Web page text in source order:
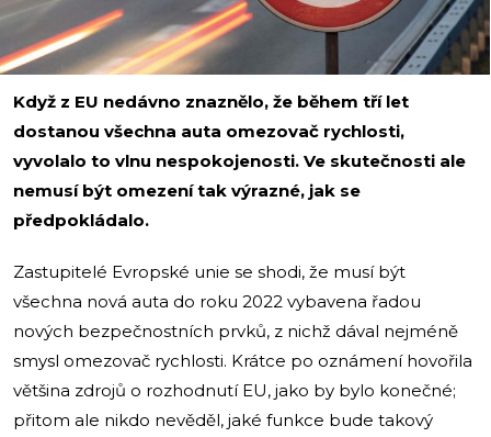
Když z EU nedávno znaznělo, že během tří let
dostanou všechna auta omezovač rychlosti,
vyvolalo to vlnu nespokojenosti. Ve skutečnosti ale
nemusí být omezení tak výrazné, jak se
předpokládalo.
Zastupitelé Evropské unie se shodi, že musí být
všechna nová auta do roku 2022 vybavena řadou
nových bezpečnostních prvků, z nichž dával nejméně
smysl omezovač rychlosti. Krátce po oznámení hovořila
většina zdrojů o rozhodnutí EU, jako by bylo konečné;
přitom ale nikdo nevěděl, jaké funkce bude takový